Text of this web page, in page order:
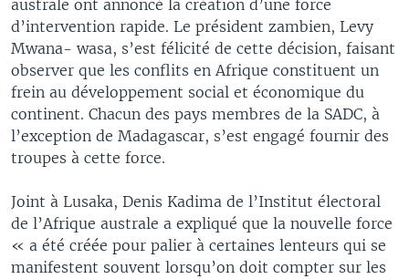
recherche
FOCUS SAHEL
REPORTAGES
VOUS + NOUS
CARNET DE SANTÉ
LE MONDE AU FÉMININ
L'AMÉRIQUE ET VOUS
DIALOGUE DES RELIGIONS
RM SHOW
LINGALA
SANGO
SUIVEZ-NOUS
Langues
australe ont annoncé la création d’une force
d’intervention rapide. Le président zambien, Levy
Mwana- wasa, s’est félicité de cette décision, faisant
observer que les conflits en Afrique constituent un
frein au développement social et économique du
continent. Chacun des pays membres de la SADC, à
l’exception de Madagascar, s’est engagé fournir des
troupes à cette force.
Joint à Lusaka, Denis Kadima de l’Institut électoral
de l’Afrique australe a expliqué que la nouvelle force
« a été créée pour palier à certaines lenteurs qui se
manifestent souvent lorsqu’on doit compter sur les